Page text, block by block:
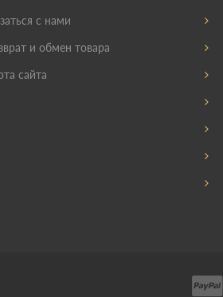
с нами
и обмен товара
сайта